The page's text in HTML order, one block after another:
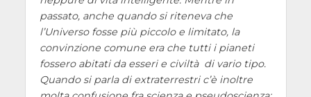
passato, anche quando si riteneva che
l’Universo fosse più piccolo e limitato, la
convinzione comune era che tutti i pianeti
fossero abitati da esseri e civiltà di vario tipo.
Quando si parla di extraterrestri c’è inoltre